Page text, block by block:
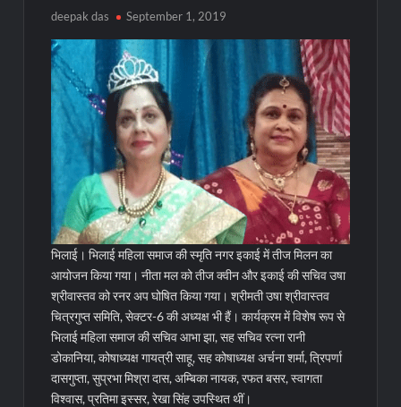
deepak das September 1, 2019
भिलाई। भिलाई महिला समाज की स्मृति नगर इकाई में तीज मिलन का
आयोजन किया गया। नीता मल को तीज क्वीन और इकाई की सचिव उषा
श्रीवास्तव को रनर अप घोषित किया गया। श्रीमती उषा श्रीवास्तव
चित्रगुप्त समिति, सेक्टर-6 की अध्यक्ष भी हैं। कार्यक्रम में विशेष रूप से
भिलाई महिला समाज की सचिव आभा झा, सह सचिव रत्ना रानी
डोकानिया, कोषाध्यक्ष गायत्री साहू, सह कोषाध्यक्ष अर्चना शर्मा, त्रिपर्णा
दासगुप्ता, सुप्रभा मिश्रा दास, अम्बिका नायक, रफत बसर, स्वागता
विश्वास, प्रतिमा इस्सर, रेखा सिंह उपस्थित थीं।